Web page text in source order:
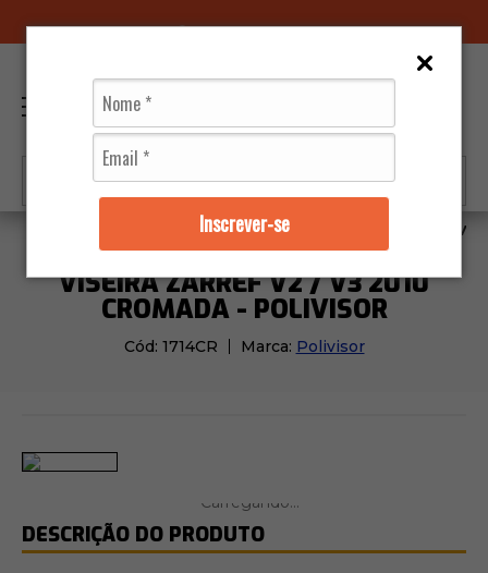
Inscrever-se
Viseiras e Reparos Viseira Zarref V2 /
VISEIRA ZARREF V2 / V3 2010
CROMADA - POLIVISOR
Cód: 1714CR Marca: Polivisor
DESCRIÇÃO DO PRODUTO